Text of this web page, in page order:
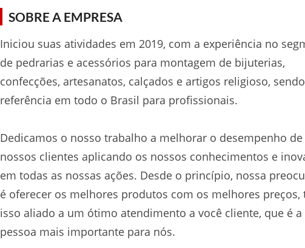
SOBRE A EMPRESA
Iniciou suas atividades em 2019, com a experiência no
de pedrarias e acessórios para montagem de bijuterias,
confecções, artesanatos, calçados e artigos religioso, sendo
referência em todo o Brasil para profissionais.
Dedicamos o nosso trabalho a melhorar o desempenho de
nossos clientes aplicando os nossos conhecimentos e
em todas as nossas ações. Desde o princípio, nossa
é oferecer os melhores produtos com os melhores preços,
isso aliado a um ótimo atendimento a você cliente, que é a
pessoa mais importante para nós.